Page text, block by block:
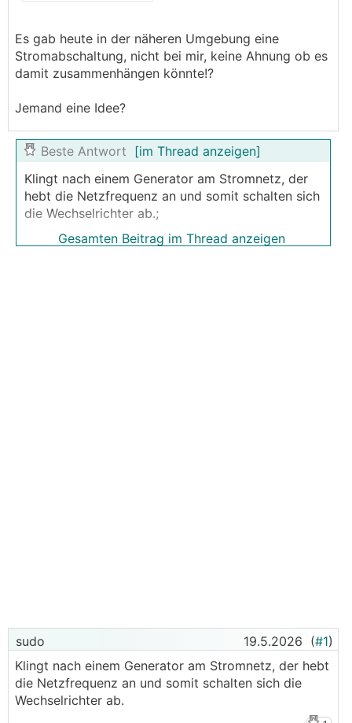
Es gab heute in der näheren Umgebung eine
Stromabschaltung, nicht bei mir, keine Ahnung ob es
damit zusammenhängen könnte!?
Jemand eine Idee?
Beste Antwort [im Thread anzeigen]
Klingt nach einem Generator am Stromnetz, der
hebt die Netzfrequenz an und somit schalten sich
die Wechselrichter ab.;
Gesamten Beitrag im Thread anzeigen
sudo 19.5.2026 (#1)
Klingt nach einem Generator am Stromnetz, der hebt
die Netzfrequenz an und somit schalten sich die
Wechselrichter ab.